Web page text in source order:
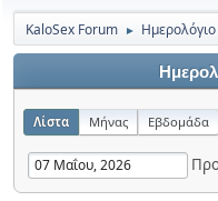
KaloSex Forum ► Ημερολόγιο
Λίστα Μήνας Εβδομάδα